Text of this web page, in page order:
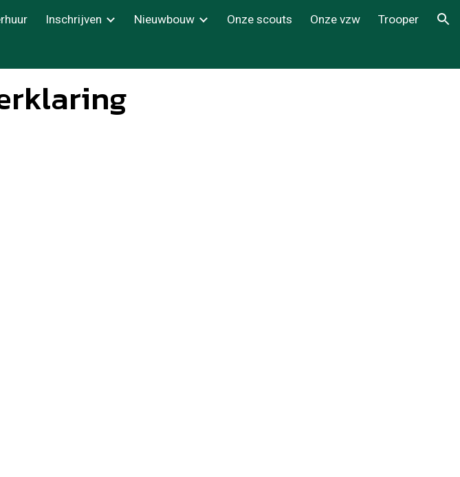
Skip to navigation
Inschrijven Nieuwbouw Onze scouts Onze vzw Trooper